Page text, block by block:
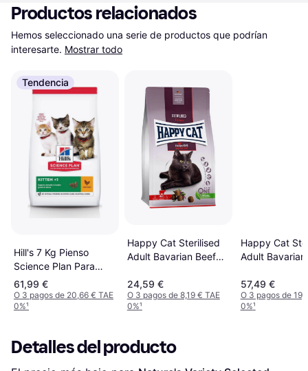
Productos relacionados
Hemos seleccionado una serie de productos que podrían
interesarte. Mostrar todo
Tendencia
Hill's 7 Kg Pienso
Science Plan Para
Gatitos Sabor Pollo
61,99 €
O 3 pagos de 20,66 € TAE
0%¹
Happy Cat Sterilised
Adult Bavarian Beef
24,59 €
O 3 pagos de 8,19 € TAE
0%¹
Happy Cat
Adult Bavarian
57,49 €
O 3 pagos de
0%¹
Detalles del producto